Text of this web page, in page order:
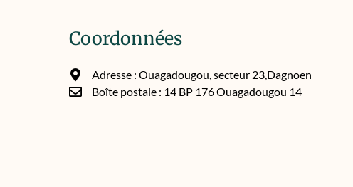
Coordonnées
Adresse : Ouagadougou, secteur 23,Dagnoen
Boîte postale : 14 BP 176 Ouagadougou 14